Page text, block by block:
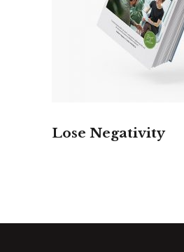
Lose Negativity